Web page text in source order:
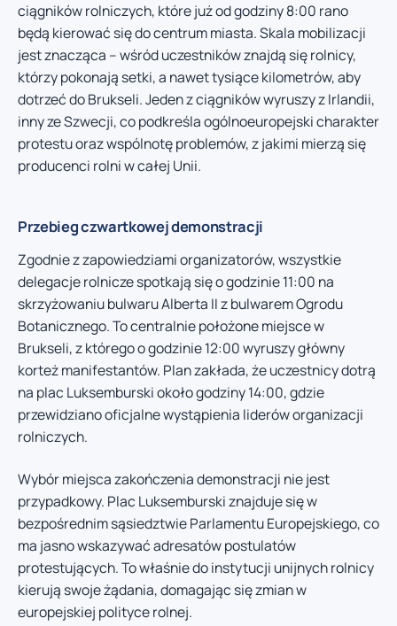
ciągników rolniczych, które już od godziny 8:00 rano
będą kierować się do centrum miasta. Skala mobilizacji
jest znacząca – wśród uczestników znajdą się rolnicy,
którzy pokonają setki, a nawet tysiące kilometrów, aby
dotrzeć do Brukseli. Jeden z ciągników wyruszy z Irlandii,
inny ze Szwecji, co podkreśla ogólnoeuropejski charakter
protestu oraz wspólnotę problemów, z jakimi mierzą się
producenci rolni w całej Unii.
Przebieg czwartkowej demonstracji
Zgodnie z zapowiedziami organizatorów, wszystkie
delegacje rolnicze spotkają się o godzinie 11:00 na
skrzyżowaniu bulwaru Alberta II z bulwarem Ogrodu
Botanicznego. To centralnie położone miejsce w
Brukseli, z którego o godzinie 12:00 wyruszy główny
korteż manifestantów. Plan zakłada, że uczestnicy dotrą
na plac Luksemburski około godziny 14:00, gdzie
przewidziano oficjalne wystąpienia liderów organizacji
rolniczych.
Wybór miejsca zakończenia demonstracji nie jest
przypadkowy. Plac Luksemburski znajduje się w
bezpośrednim sąsiedztwie Parlamentu Europejskiego, co
ma jasno wskazywać adresatów postulatów
protestujących. To właśnie do instytucji unijnych rolnicy
kierują swoje żądania, domagając się zmian w
europejskiej polityce rolnej.